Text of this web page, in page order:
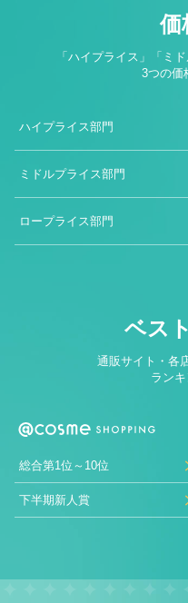
価
「ハイプライス」「ミ
3つの価
ハイプライス部門
ミドルプライス部門
ロープライス部門
ベス
通販サイト・各
ランキ
総合第1位～10位
下半期新人賞